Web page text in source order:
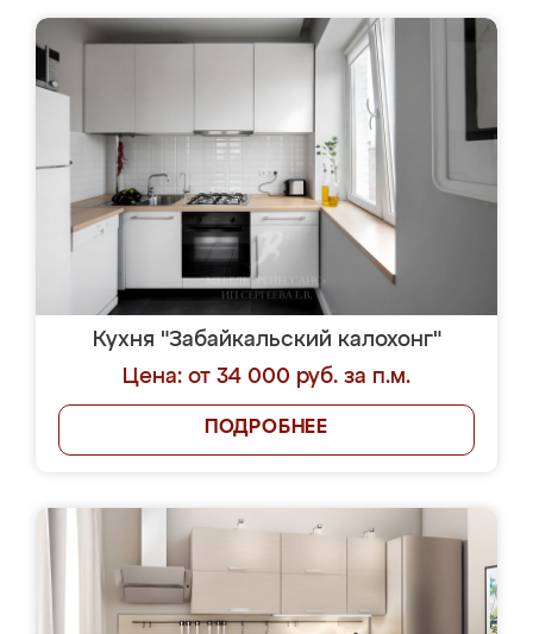
Кухня "Забайкальский калохонг"
Цена: от 34 000 руб. за п.м.
ПОДРОБНЕЕ